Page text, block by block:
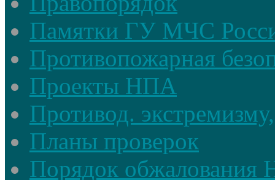
Памятки ГУ МЧС
Противопожарная
Проекты НПА
Противод.
Планы проверок
Порядок